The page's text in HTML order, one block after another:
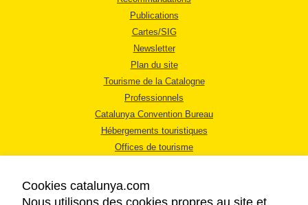
Publications
Cartes/SIG
Newsletter
Plan du site
Tourisme de la Catalogne
Professionnels
Catalunya Convention Bureau
Hébergements touristiques
Offices de tourisme
Cookies catalunya.com
Nous utilisons des cookies propres au site et